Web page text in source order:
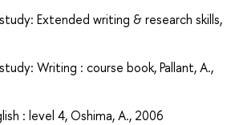
Extended writing & research skills,
Writing : course book, Pallant, A.,
: level 4, Oshima, A., 2006